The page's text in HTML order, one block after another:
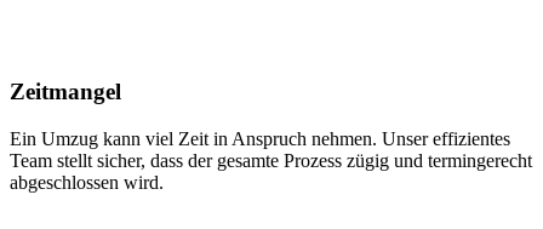
Zeitmangel
Ein Umzug kann viel Zeit in Anspruch nehmen. Unser effizientes
Team stellt sicher, dass der gesamte Prozess zügig und termingerecht
abgeschlossen wird.